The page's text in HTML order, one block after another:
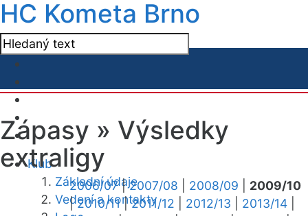
HC Kometa Brno
Klub
Základní údaje
Vedení a kontakty
Zápasy » Výsledky
extraligy
2006/07|2007/08 2008/09
2009/10
|2010/11|2011/12 2012/13 2013/14